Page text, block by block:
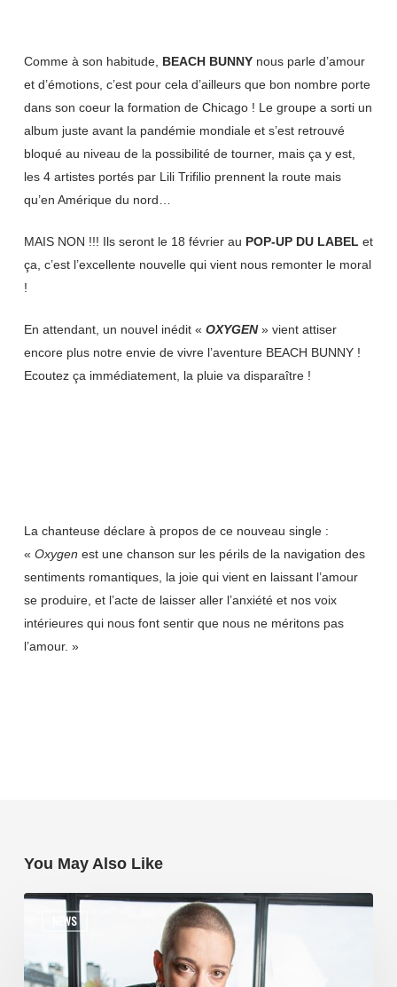
Comme à son habitude, BEACH BUNNYnous parle d’amour
et d’émotions, c’est pour cela d’ailleurs que bon nombre porte
dans son coeur la formation de Chicago ! Le groupe a sorti un
album juste avant la pandémie mondiale et s’est retrouvé
bloqué au niveau de la possibilité de tourner, mais ça y est,
les 4 artistes portés par Lili Trifilio prennent la route mais
qu’en Amérique du nord…
MAIS NON !!! Ils seront le 18 février au POP-UP DU LABEL et
ça, c’est l’excellente nouvelle qui vient nous remonter le moral
!
En attendant, un nouvel inédit « OXYGEN» vient attiser
encore plus notre envie de vivre l’aventure BEACH BUNNY !
Ecoutez ça immédiatement, la pluie va disparaître !
La chanteuse déclare à propos de ce nouveau single :
« Oxygen est une chanson sur les périls de la navigation des
sentiments romantiques, la joie qui vient en laissant l’amour
se produire, et l’acte de laisser aller l’anxiété et nos voix
intérieures qui nous font sentir que nous ne méritons pas
l’amour. »
You May Also Like
NEWS